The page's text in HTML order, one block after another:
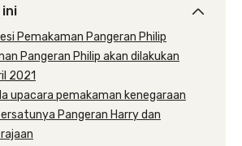
ini
Pemakaman Pangeran Philip
Pangeran Philip akan dilakukan
2021
upacara pemakaman kenegaraan
Pangeran Harry dan